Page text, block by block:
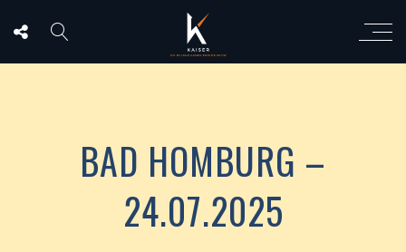
BAD HOMBURG –
24.07.2025